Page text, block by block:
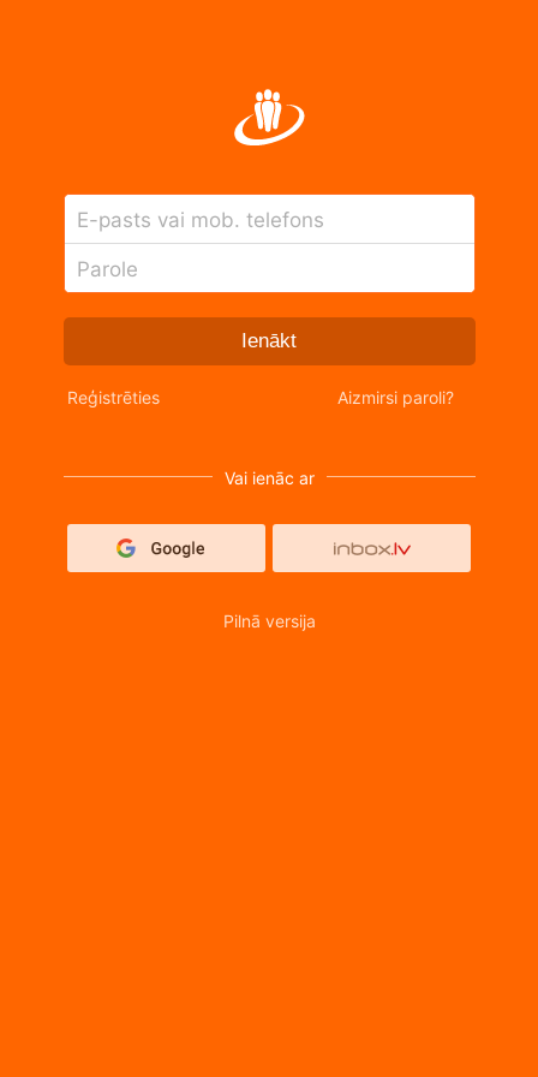
E-pasts vai mob. telefons
Parole
Ienākt
Reģistrēties Aizmirsi paroli?
Vai ienāc ar
Pilnā versija